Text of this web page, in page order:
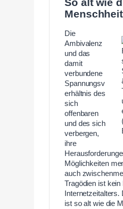
Menschheit
Die
Ambivalenz
und das
damit
verbundene
Spannungsv
erhältnis des
sich
offenbaren
und des sich
verbergen,
ihre
Möglichkeiten
auch
Tragödien ist
ist so alt wie die